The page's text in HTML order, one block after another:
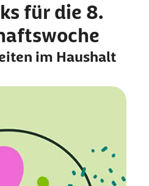
für die 8.
im Haushalt